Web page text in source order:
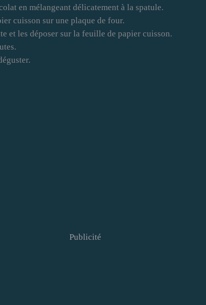
en mélangeant délicatement à la spatule.
cuisson sur une plaque de four.
et les déposer sur la feuille de papier cuisson.
Publicité